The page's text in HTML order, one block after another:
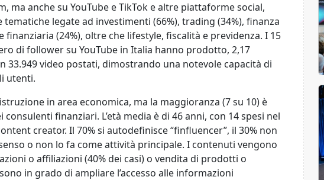
ma anche su YouTube e TikTok e altre piattaforme social,
legate ad investimenti (66%), trading (34%), finanza
finanziaria (24%), oltre che lifestyle, fiscalità e previdenza. I 15
di follower su YouTube in Italia hanno prodotto, 2,17
33.949 video postati, dimostrando una notevole capacità di
utenti.
in area economica, ma la maggioranza (7 su 10) è
consulenti finanziari. L’età media è di 46 anni, con 14 spesi nel
creator. Il 70% si autodefinisce “finfluencer”, il 30% non
o non lo fa come attività principale. I contenuti vengono
o affiliazioni (40% dei casi) o vendita di prodotti o
in grado di ampliare l’accesso alle informazioni